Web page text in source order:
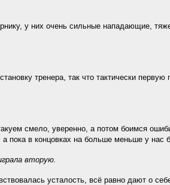
у них очень сильные нападающие,
тренера, так что тактически
смело, уверенно, а потом боимся
пока в концовках на больше меньше у нас
вторую.
усталость, всё равно дают о